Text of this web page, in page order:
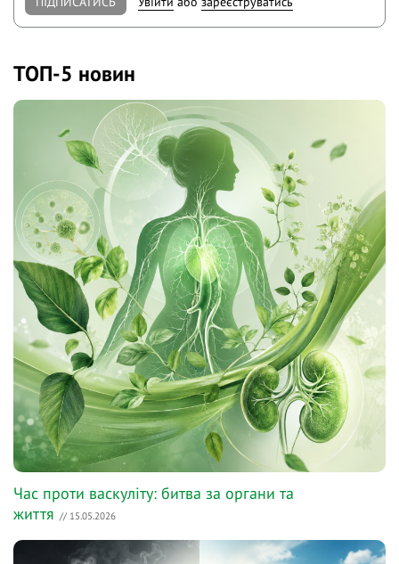
ТОП-5 новин
Час проти васкуліту: битва за органи та
життя // 15.05.2026